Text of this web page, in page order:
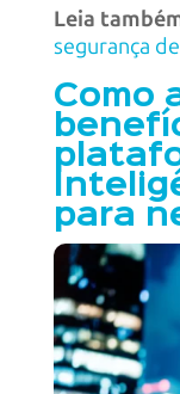
Leia
segurança
Como
para